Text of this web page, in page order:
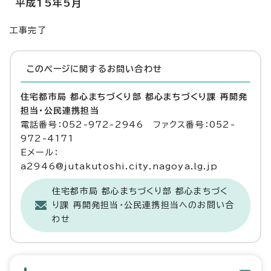
平成15年5月
工事完了
このページに関する お問い合わせ
住宅都市局 都心まちづくり部 都心まちづくり課 再開発
担当・公民連携担当
電話番号：052-972-2946 ファクス番号：052-
972-4171
Eメール：
a2946@jutakutoshi.city.nagoya.lg.jp
住宅都市局 都心まちづくり部 都心まちづく
り課 再開発担当・公民連携担当へのお問い合
わせ